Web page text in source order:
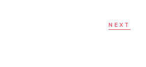
NEXT